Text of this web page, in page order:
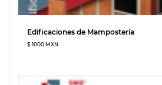
Edificaciones de Mampostería
$ 1000 MXN